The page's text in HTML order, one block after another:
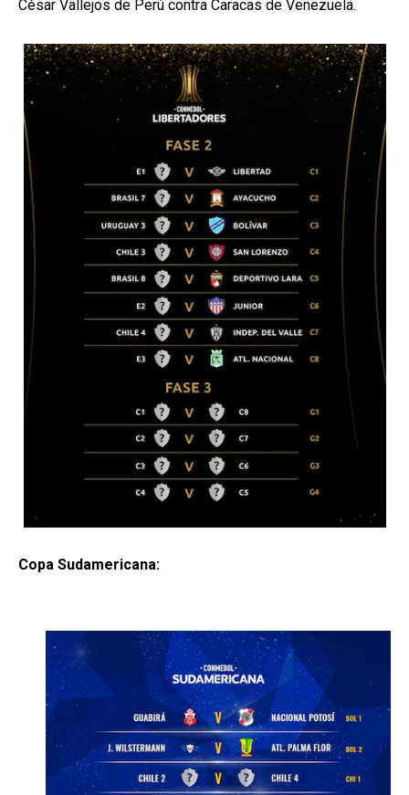
César Vallejos de Perú contra Caracas de Venezuela.
Copa Sudamericana: